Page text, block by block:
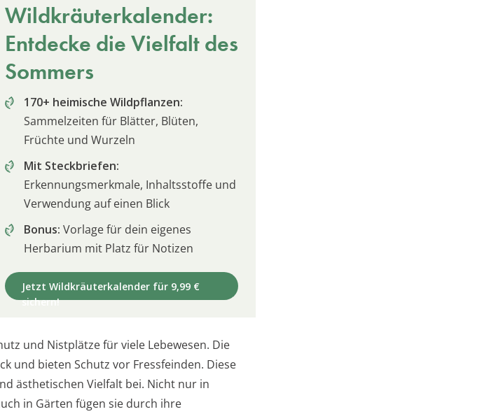
Wildkräuterkalender:
Entdecke die Vielfalt des
Sommers
170+ heimische Wildpflanzen:
Sammelzeiten für Blätter, Blüten,
Früchte und Wurzeln
Mit Steckbriefen:
Erkennungsmerkmale, Inhaltsstoffe und
Verwendung auf einen Blick
Bonus: Vorlage für dein eigenes
Herbarium mit Platz für Notizen
Jetzt Wildkräuterkalender für 9,99 €
sichern!
und Nistplätze für viele Lebewesen. Die
und bieten Schutz vor Fressfeinden. Diese
ästhetischen Vielfalt bei. Nicht nur in
in Gärten fügen sie durch ihre